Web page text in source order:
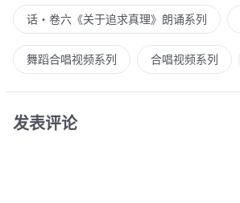
话・卷六《关于追求真理》朗诵系列
舞蹈合唱视频系列 合唱视频系列
发表评论